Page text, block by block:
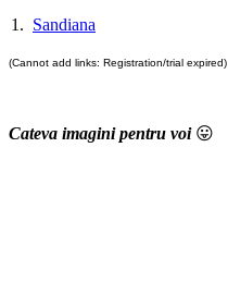
1. Sandiana
(Cannot add links: Registration/trial expired)
Cateva imagini pentru voi😛